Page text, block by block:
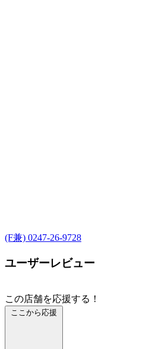
(F兼) 0247-26-9728
ユーザーレビュー
この店舗を応援する！
ここから応援